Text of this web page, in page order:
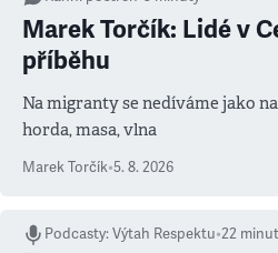
Marek Torčík: Lidé v
příběhu
Na migranty se nedíváme jako
horda, masa, vlna
Marek Torčík•5. 8. 2026
Podcasty:Výtah Respektu•22 minut